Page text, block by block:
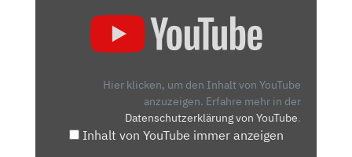
Hier klicken, um den Inhalt von YouTube
anzuzeigen. Erfahre mehr in der
Datenschutzerklärung von YouTube.
Inhalt von YouTube immer anzeigen